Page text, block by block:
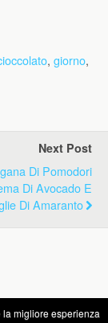
, giorno,
Next Post
Di Pomodori
Di Avocado E
Di Amaranto
migliore esperienza